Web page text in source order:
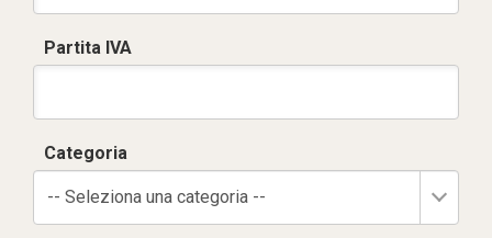
Partita IVA
Categoria
-- Seleziona una categoria --